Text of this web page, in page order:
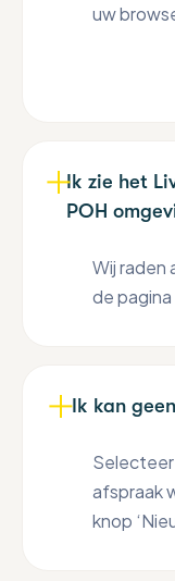
uw
Ik zie het
POH
Wij raden
de
Ik kan
afspraak
knop